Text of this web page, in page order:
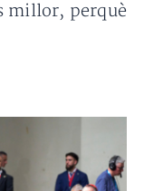
millor, perquè